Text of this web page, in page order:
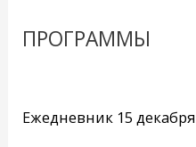
ПРОГРАММЫ
Ежедневник 15 декабря